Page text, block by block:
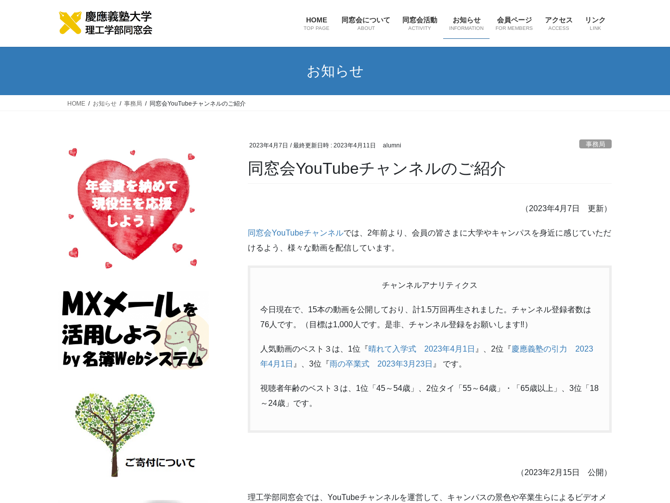
HOME
TOP PAGE
同窓会について
ABOUT
同窓会活動
ACTIVITY
お知らせ
INFORMATION
会員ページ
FOR MEMBERS
アクセス
ACCESS
リンク
LINK
お知らせ
HOME お知らせ 事務局 同窓会YouTubeチャンネルのご紹介
2023年4月7日 / 最終更新日時 : 2023年4月11日 alumni 事務局
同窓会YouTubeチャンネルのご紹介
（2023年4月7日 更新）
同窓会YouTubeチャンネルでは、2年前より、会員の皆さまに大学やキャンパスを身近に感じていただ
けるよう、様々な動画を配信しています。
チャンネルアナリティクス
今日現在で、15本の動画を公開しており、計1.5万回再生されました。チャンネル登録者数は
76人です。（目標は1,000人です。是非、チャンネル登録をお願いします‼）
人気動画のベスト３は、1位『晴れて入学式 2023年4月1日 』、2位『慶應義塾の引力 2023
年4月1日 』、3位『雨の卒業式 2023年3月23日 』 です。
視聴者年齢のベスト３は、1位「45～54歳」、2位タイ「55～64歳」・「65歳以上」、3位「18
～24歳」です。
（2023年2月15日 公開）
理工学部同窓会では、YouTubeチャンネルを運営して、キャンパスの景色や卒業生らによるビデオメ